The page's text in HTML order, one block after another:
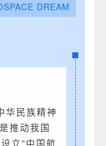
DREAM
华民族精神
推动我国
立“中国航